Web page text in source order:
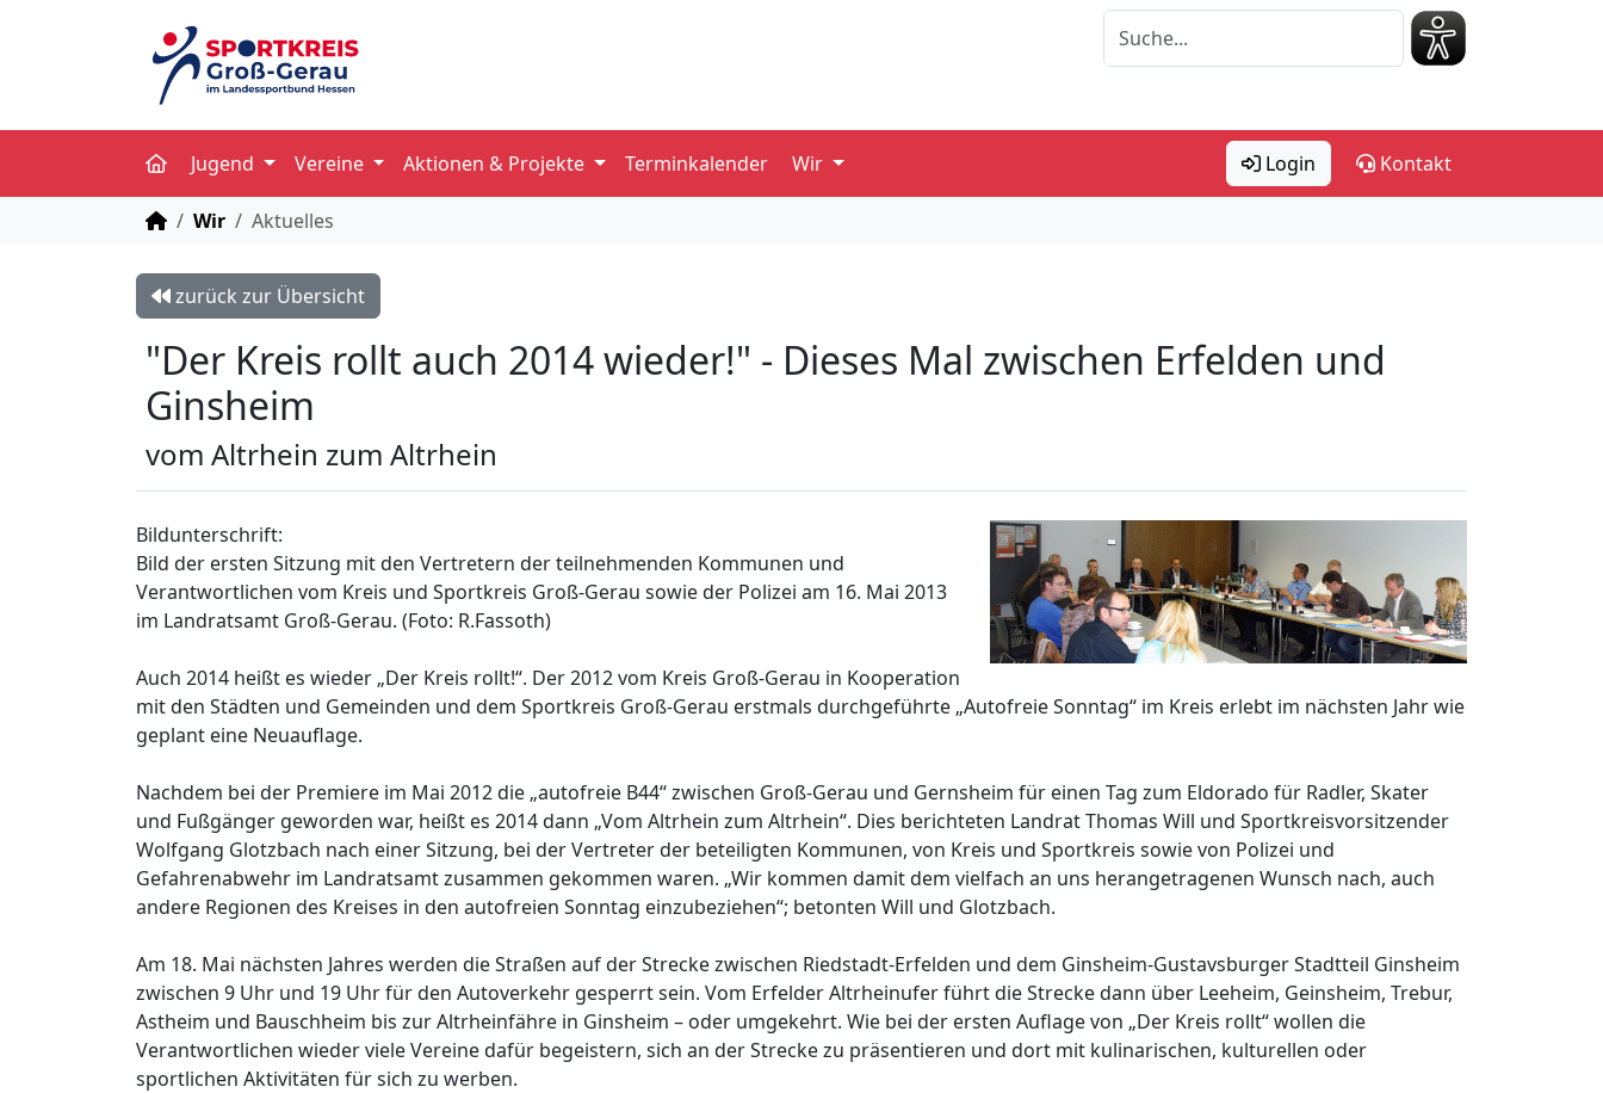
Jugend Vereine Aktionen & Projekte Terminkalender Wir Login Kontakt
STARTSEITE
Wir Aktuelles
zurück zur Übersicht
"Der Kreis rollt auch 2014 wieder!" - Dieses Mal zwischen Erfelden und
Ginsheim
vom Altrhein zum Altrhein
Bildunterschrift:
Bild der ersten Sitzung mit den Vertretern der teilnehmenden Kommunen und
Verantwortlichen vom Kreis und Sportkreis Groß-Gerau sowie der Polizei am 16. Mai 2013
im Landratsamt Groß-Gerau. (Foto: R.Fassoth)
Auch 2014 heißt es wieder „Der Kreis rollt!“. Der 2012 vom Kreis Groß-Gerau in Kooperation
mit den Städten und Gemeinden und dem Sportkreis Groß-Gerau erstmals durchgeführte „Autofreie Sonntag“ im Kreis erlebt im nächsten Jahr wie
geplant eine Neuauflage.
Nachdem bei der Premiere im Mai 2012 die „autofreie B44“ zwischen Groß-Gerau und Gernsheim für einen Tag zum Eldorado für Radler, Skater
und Fußgänger geworden war, heißt es 2014 dann „Vom Altrhein zum Altrhein“. Dies berichteten Landrat Thomas Will und Sportkreisvorsitzender
Wolfgang Glotzbach nach einer Sitzung, bei der Vertreter der beteiligten Kommunen, von Kreis und Sportkreis sowie von Polizei und
Gefahrenabwehr im Landratsamt zusammen gekommen waren. „Wir kommen damit dem vielfach an uns herangetragenen Wunsch nach, auch
andere Regionen des Kreises in den autofreien Sonntag einzubeziehen“; betonten Will und Glotzbach.
Am 18. Mai nächsten Jahres werden die Straßen auf der Strecke zwischen Riedstadt-Erfelden und dem Ginsheim-Gustavsburger Stadtteil Ginsheim
zwischen 9 Uhr und 19 Uhr für den Autoverkehr gesperrt sein. Vom Erfelder Altrheinufer führt die Strecke dann über Leeheim, Geinsheim, Trebur,
Astheim und Bauschheim bis zur Altrheinfähre in Ginsheim – oder umgekehrt. Wie bei der ersten Auflage von „Der Kreis rollt“ wollen die
Verantwortlichen wieder viele Vereine dafür begeistern, sich an der Strecke zu präsentieren und dort mit kulinarischen, kulturellen oder
sportlichen Aktivitäten für sich zu werben.